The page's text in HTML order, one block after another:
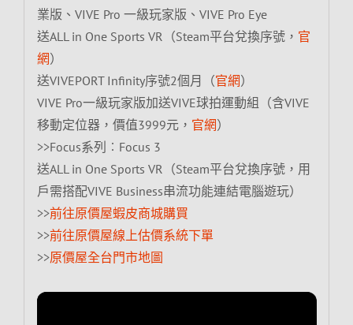
業版、VIVE Pro 一級玩家版、VIVE Pro Eye
送ALL in One Sports VR（Steam平台兌換序號， 官
網）
送VIVEPORT Infinity序號2個月（官網）
VIVE Pro一級玩家版加送VIVE球拍運動組（含VIVE
移動定位器，價值3999元， 官網）
>>Focus系列︰Focus 3
送ALL in One Sports VR（Steam平台兌換序號，用
戶需搭配VIVE Business串流功能連結電腦遊玩）
>>前往原價屋蝦皮商城購買
>>前往原價屋線上估價系統下單
>>原價屋全台門市地圖